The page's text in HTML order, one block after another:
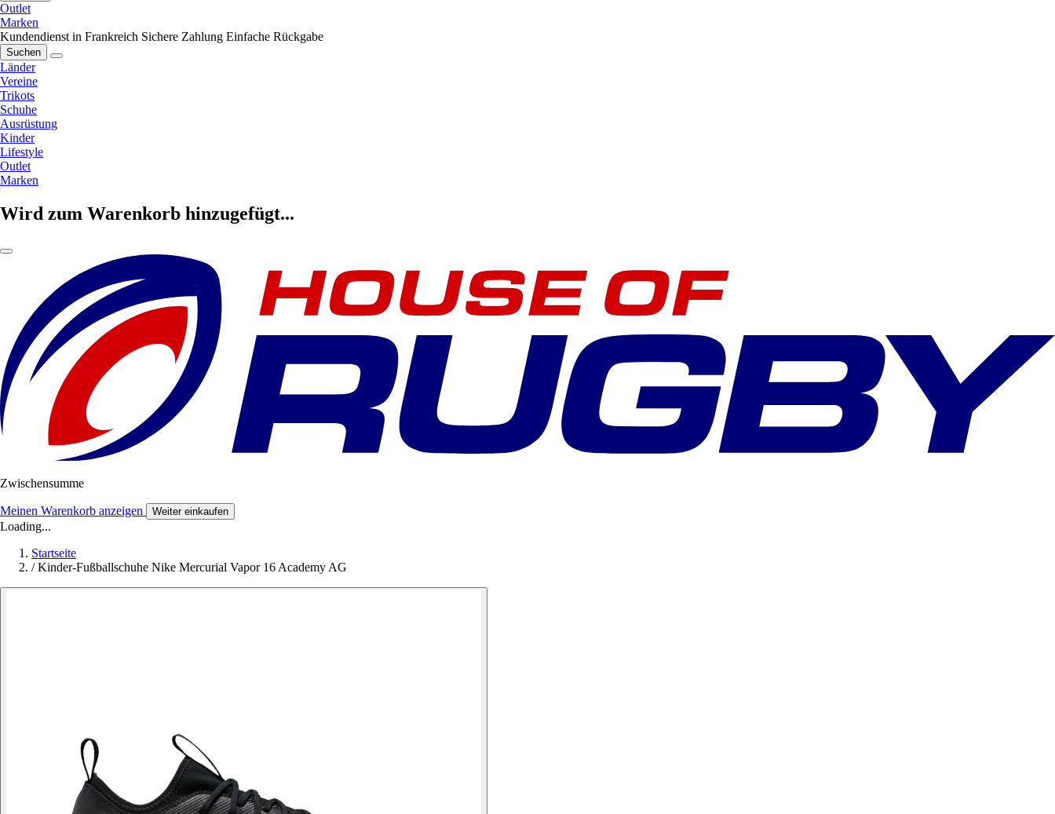
Outlet
Marken
Kundendienst in Frankreich Sichere Zahlung Einfache Rückgabe
Suchen
Länder
Vereine
Trikots
Schuhe
Ausrüstung
Kinder
Lifestyle
Outlet
Marken
Wird zum Warenkorb hinzugefügt...
Zwischensumme
Meinen Warenkorb anzeigen Weiter einkaufen
Loading...
Startseite
/ Kinder-Fußballschuhe Nike Mercurial Vapor 16 Academy AG